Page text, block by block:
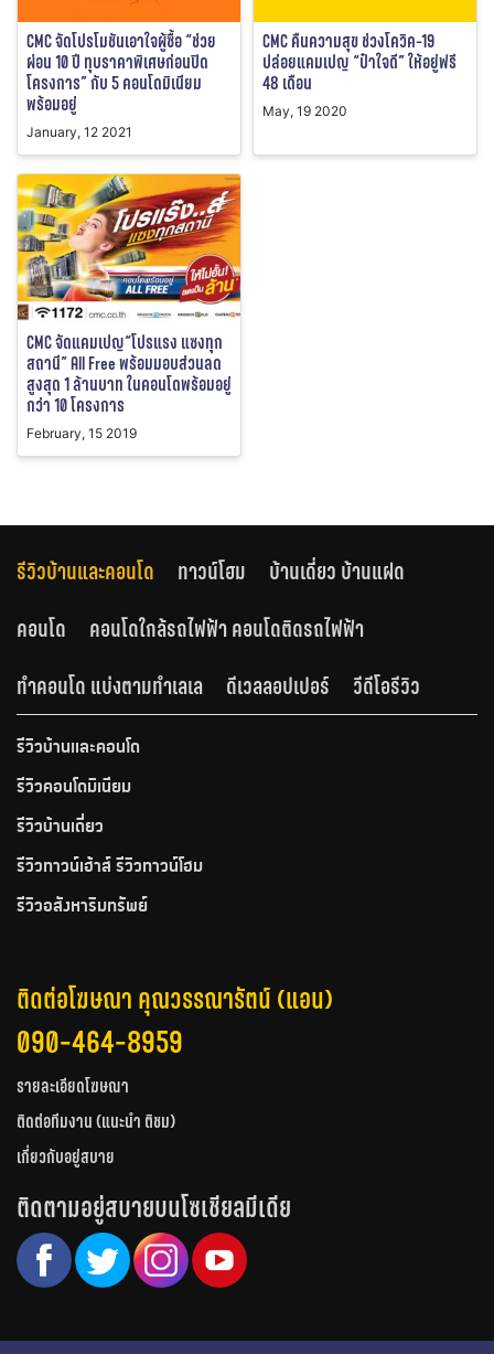
CMC จัดโปรโมชันเอาใจผู้ซื้อ “ช่วย
ผ่อน 10 ปี ทุบราคาพิเศษก่อนปิด
โครงการ” กับ 5 คอนโดมิเนียม
พร้อมอยู่
January, 12 2021
CMC คืนความสุข ช่วงโควิค-19
ปล่อยแคมเปญ “ป๋าใจดี” ให้อยู่ฟรี
48 เดือน
May, 19 2020
CMC จัดแคมเปญ“โปรแรง แซงทุก
สถานี” All Free พร้อมมอบส่วนลด
สูงสุด 1 ล้านบาท ในคอนโดพร้อมอยู่
กว่า 10 โครงการ
February, 15 2019
รีวิวบ้านและคอนโด ทาวน์โฮม
บ้านเดี่ยว บ้านแฝด
คอนโด
คอนโดใกล้รถไฟฟ้า คอนโดติดรถไฟฟ้า
ทำคอนโด แบ่งตามทำเลเล
ดีเวลลอปเปอร์ วีดีโอรีวิว
รีวิวบ้านและคอนโด
รีวิวคอนโดมิเนียม
รีวิวบ้านเดี่ยว
รีวิวทาวน์เฮ้าส์ รีวิวทาวน์โฮม
รีวิวอสังหาริมทรัพย์
ติดต่อโฆษณา คุณวรรณารัตน์ (แอน)
090-464-8959
รายละเอียดโฆษณา
ติดต่อทีมงาน (แนะนำ ติชม)
เกี่ยวกับอยู่สบาย
ติดตามอยู่สบายบนโซเชียลมีเดีย